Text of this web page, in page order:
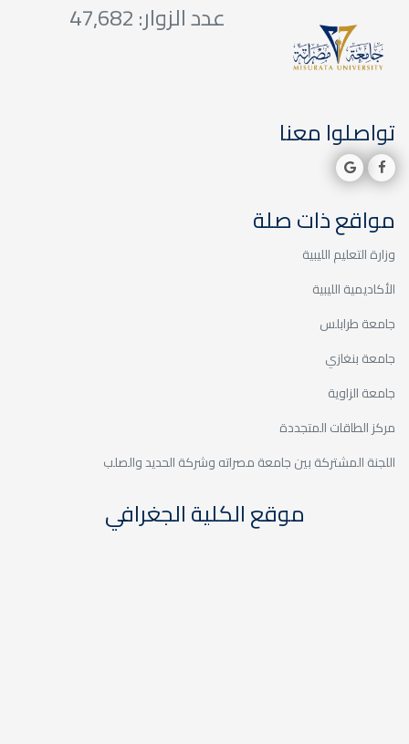
عدد الزوار: 47,682
تواصلوا معنا
مواقع ذات صلة
وزارة التعليم الليبية
الأكاديمية الليبية
جامعة طرابلس
جامعة بنغازي
جامعة الزاوية
مركز الطاقات المتجددة
اللجنة المشتركة بين جامعة مصراته وشركة الحديد والصلب
موقع الكلية الجغرافي